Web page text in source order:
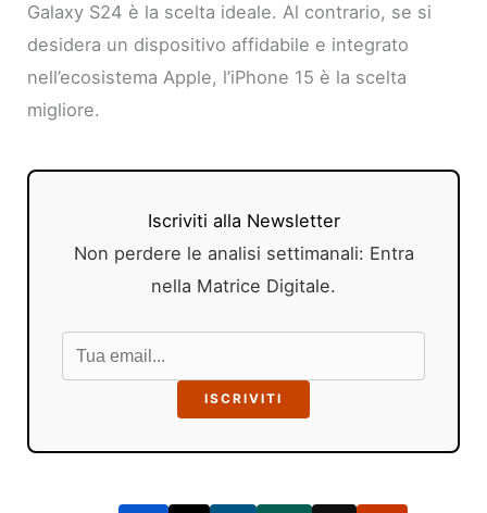
Galaxy S24 è la scelta ideale. Al contrario, se si
desidera un dispositivo affidabile e integrato
nell’ecosistema Apple, l’iPhone 15 è la scelta
migliore.
Iscriviti alla Newsletter
Non perdere le analisi settimanali: Entra
nella Matrice Digitale.
ISCRIVITI